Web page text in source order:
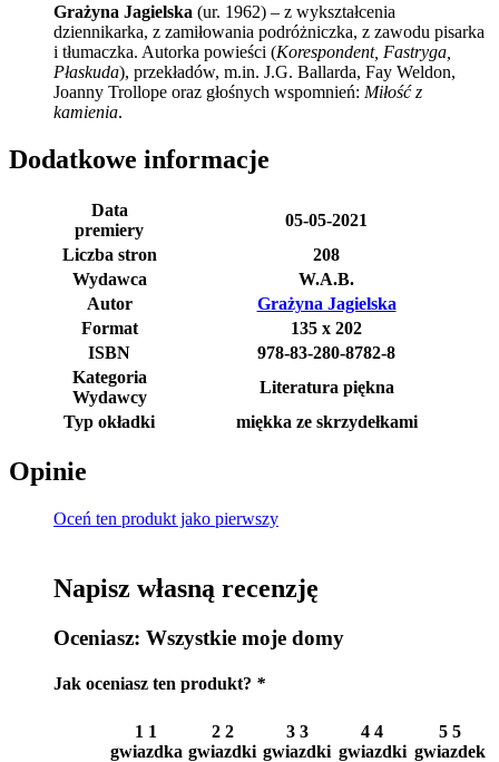
Grażyna Jagielska (ur. 1962) – z wykształcenia
dziennikarka, z zamiłowania podróżniczka, z zawodu pisarka
i tłumaczka. Autorka powieści (Korespondent, Fastryga,
Płaskuda), przekładów, m.in. J.G. Ballarda, Fay Weldon,
Joanny Trollope oraz głośnych wspomnień: Miłość z
kamienia.
Dodatkowe informacje
Data
premiery
05-05-2021
Liczba stron
208
Wydawca
W.A.B.
Autor
Grażyna Jagielska
Format
135 x 202
ISBN
978-83-280-8782-8
Kategoria
Wydawcy
Literatura piękna
Typ okładki
miękka ze skrzydełkami
Opinie
Oceń ten produkt jako pierwszy
Napisz własną recenzję
Oceniasz: Wszystkie moje domy
Jak oceniasz ten produkt? *
1 1
gwiazdka
2 2
gwiazdki
3 3
gwiazdki
4 4
gwiazdki
5 5
gwiazdek